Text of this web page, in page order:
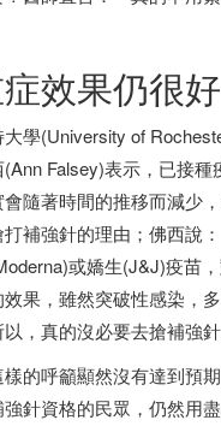
效果仍很好
學(University of
Falsey)表示，已接種
隨著時間的推移而減少
補強針的理由；佛西說：
或嬌生(J&J)疫苗
果，雖然突破性感染，
，真的沒必要去搶補強針
的呼籲顯然沒有達到預
針資格的民眾，仍然用